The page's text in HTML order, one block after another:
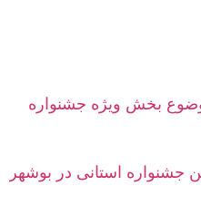
بخش ویژه جشنواره
جشنواره استانی در بوشهر